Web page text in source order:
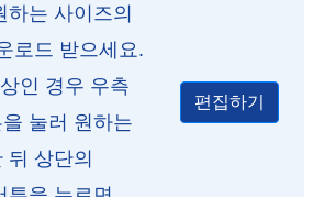
하는 사이즈의
로드 받으세요.
인 경우 우측
눌러 원하는
뒤 상단의
편집하기